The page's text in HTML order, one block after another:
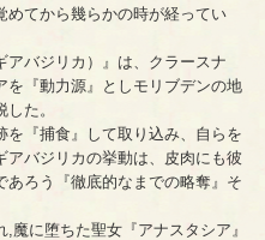
めてから幾らかの時が経ってい
バジリカ）』は、クラースナ
を『動力源』としモリブデンの地
た。
『捕食』して取り込み、自らを
アバジリカの挙動は、皮肉にも彼
ろう『徹底的なまでの略奪』そ
に堕ちた聖女『アナスタシア』